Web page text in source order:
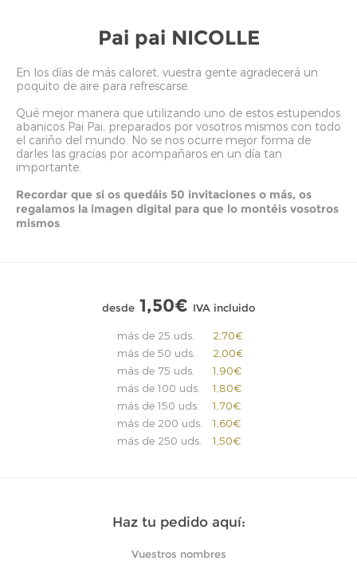
Pai pai NICOLLE
En los días de más caloret, vuestra gente agradecerá un
poquito de aire para refrescarse.
Qué mejor manera que utilizando uno de estos estupendos
abanicos Pai Pai, preparados por vosotros mismos con todo
el cariño del mundo. No se nos ocurre mejor forma de
darles las gracias por acompañaros en un día tan
importante.
Recordar que si os quedáis 50 invitaciones o más, os
regalamos la imagen digital para que lo montéis vosotros
mismos
desde 1,50€ IVA incluido
más de 25 uds.
más de 50 uds.
más de 75 uds.
más de 100 uds.
más de 150 uds.
más de 200 uds.
más de 250 uds.
2,70€
2,00€
1,90€
1,80€
1,70€
1,60€
1,50€
Haz tu pedido aquí:
Vuestros nombres